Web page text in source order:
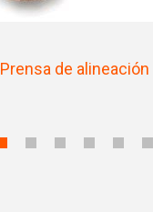
Prensa de alineación